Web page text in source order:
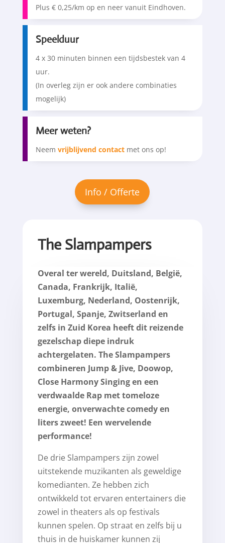
Plus € 0,25/km op en neer vanuit Eindhoven.
Speelduur
4 x 30 minuten binnen een tijdsbestek van 4
uur.
(In overleg zijn er ook andere combinaties
mogelijk)
Meer weten?
Neem vrijblijvend contactmet ons op!
The Slampampers
Overal ter wereld, Duitsland, België,
Canada, Frankrijk, Italië,
Luxemburg, Nederland, Oostenrijk,
Portugal, Spanje, Zwitserland en
zelfs in Zuid Korea heeft dit reizende
gezelschap diepe indruk
achtergelaten. The Slampampers
combineren Jump & Jive, Doowop,
Close Harmony Singing en een
verdwaalde Rap met tomeloze
energie, onverwachte comedy en
liters zweet! Een wervelende
performance!
De drie Slampampers zijn zowel
uitstekende muzikanten als geweldige
komedianten. Ze hebben zich
ontwikkeld tot ervaren entertainers die
zowel in theaters als op festivals
kunnen spelen. Op straat en zelfs bij u
thuis in de huiskamer kunnen zij